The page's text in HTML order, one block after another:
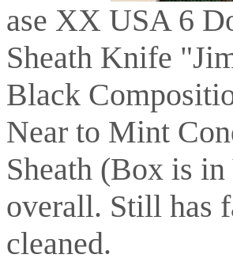
ase XX USA 6
Sheath Knife
Black
Near to Mint
Sheath (Box is
overall. Still has
cleaned.